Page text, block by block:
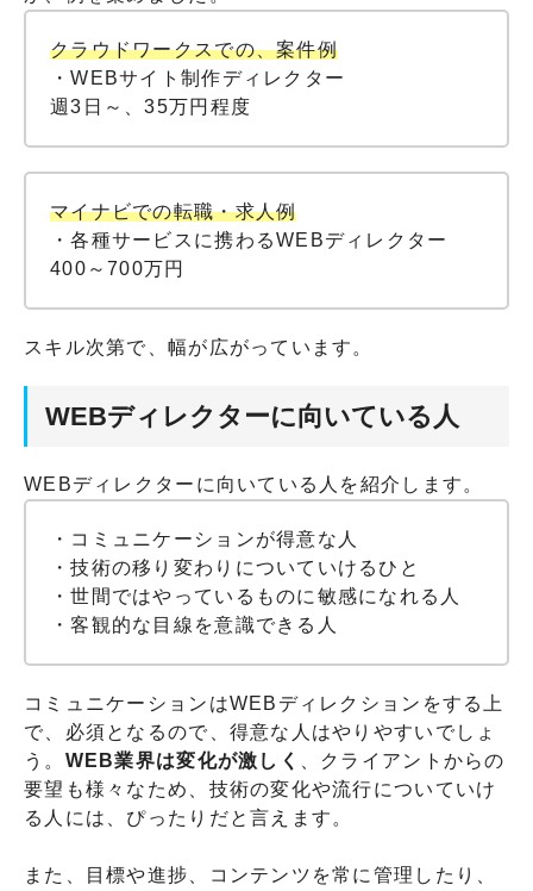
クラウドワークスでの、案件例
・WEBサイト制作ディレクター
週3日～、35万円程度
マイナビでの転職・求人例
・各種サービスに携わるWEBディレクター
400～700万円
スキル次第で、幅が広がっています。
WEBディレクターに向いている人
WEBディレクターに向いている人を紹介します。
・コミュニケーションが得意な人
・技術の移り変わりについていけるひと
・世間ではやっているものに敏感になれる人
・客観的な目線を意識できる人
コミュニケーションはWEBディレクションをする上
で、必須となるので、得意な人はやりやすいでしょ
う。 WEB業界は変化が激しく
、クライアントからの
要望も様々なため、技術の変化や流行についていけ
る人には、ぴったりだと言えます。
また、目標や進捗、コンテンツを常に管理したり、